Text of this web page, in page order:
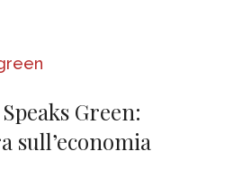
Green:
sull’economia